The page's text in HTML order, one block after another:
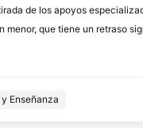
de los apoyos
menor, que tiene un retraso
Enseñanza